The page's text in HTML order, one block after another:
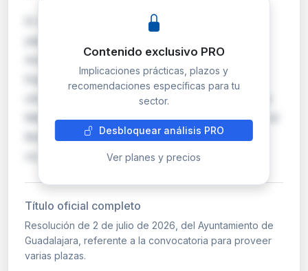
El Ayuntamiento de Guadalajara convoca dos
plazas por oposición en turno libre: una de
Animador/a Juvenil (escala Administración
Especial, subescala Técnica, clase Auxiliar) y
otra de Educador/a Social (misma escala, clase
Media). Las bases completas se publicaron en el
Boletín Oficial de la Provincia de Guadalajara
Contenido exclusivo PRO
Implicaciones prácticas, plazos y
recomendaciones específicas para tu
sector.
Desbloquear análisis PRO
Ver planes y precios
Título oficial completo
Resolución de 2 de julio de 2026, del Ayuntamiento de
Guadalajara, referente a la convocatoria para proveer
varias plazas.